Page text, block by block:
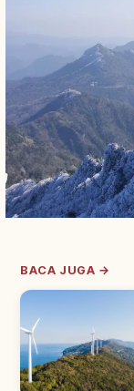
BACA JUGA →